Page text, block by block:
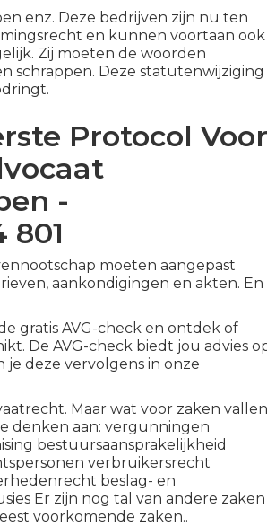
enz. Deze bedrijven zijn nu ten
en kunnen voortaan ook
Zij moeten de woorden
schrappen. Deze statutenwijziging
Protocol Voor
-
801
moeten aangepast
aankondigingen en akten. En
gratis AVG-check en ontdek of
De AVG-check biedt jou advies
deze vervolgens in onze
Maar wat voor zaken vallen
denken aan: vergunningen
bestuursaansprakelijkheid
verbruikersrecht
beslag- en
Er zijn nog tal van andere zaken
voorkomende zaken..